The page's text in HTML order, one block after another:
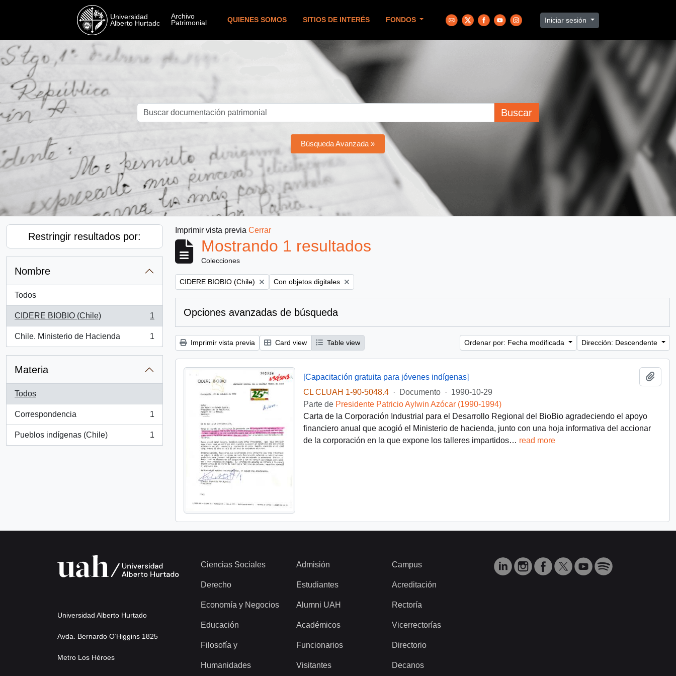
QUIENES SOMOS SITIOS DE INTERÉS FONDOS Iniciar sesión
Buscar
Búsqueda Avanzada »
Restringir resultados por:
Nombre
Todos
CIDERE BIOBIO (Chile)
, 1 resultados
1
Chile. Ministerio de Hacienda
, 1 resultados
1
Materia
Todos
Correspondencia
, 1 resultados
1
Pueblos indígenas (Chile)
, 1 resultados
1
Imprimir vista previa Cerrar
Mostrando 1 resultados
Colecciones
Remove filter:
CIDERE BIOBIO (Chile) Remove filter:
Con objetos digitales
Opciones avanzadas de búsqueda
Imprimir vista previa Card view Table view Ordenar por: Fecha modificada Dirección: Descendente
[Capacitación gratuita para jóvenes indígenas]
CL CLUAH 1-90-5048.4
· Documento · 1990-10-29
Parte de Presidente Patricio Aylwin Azócar (1990-1994)
Carta de la Corporación Industrial para el Desarrollo Regional del BioBio agradeciendo el apoyo
financiero anual que acogió el Ministerio de hacienda, junto con una hoja informativa del accionar
de la corporación en la que expone los talleres impartidos… read more
Universidad Alberto Hurtado
Avda. Bernardo O’Higgins 1825
Metro Los Héroes
Ciencias Sociales
Derecho
Economía y Negocios
Educación
Filosofía y
Humanidades
Admisión
Estudiantes
Alumni UAH
Académicos
Funcionarios
Visitantes
Campus
Acreditación
Rectoría
Vicerrectorías
Directorio
Decanos